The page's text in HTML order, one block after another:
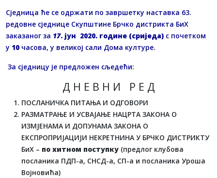
Сједница ће се одржати по завршетку наставка 63.
редовне сједнице Скупштине Брчко дистрикта БиХ
заказаног за 17. јун 2020. године (сриједа) с почетком
у 10 часова, у великој сали Дома културе.
За сједницу је предложен сљедећи:
Д Н Е В Н И Р Е Д
ПОСЛАНИЧКА ПИТАЊА И ОДГОВОРИ
РАЗМАТРАЊЕ И УСВАЈАЊЕ НАЦРТА ЗАКОНА О
ИЗМЈЕНАМА И ДОПУНАМА ЗАКОНА О
ЕКСПРОПРИЈАЦИЈИ НЕКРЕТНИНА У БРЧКО ДИСТРИКТУ
БиХ – по хитном поступку (предлог клубова
посланика ПДП-а, СНСД-а, СП-а и посланика Уроша
Војновића)